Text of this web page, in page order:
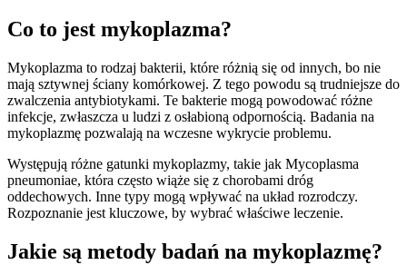
Co to jest mykoplazma?
Mykoplazma to rodzaj bakterii, które różnią się od innych, bo nie
mają sztywnej ściany komórkowej. Z tego powodu są trudniejsze do
zwalczenia antybiotykami. Te bakterie mogą powodować różne
infekcje, zwłaszcza u ludzi z osłabioną odpornością. Badania na
mykoplazmę pozwalają na wczesne wykrycie problemu.
Występują różne gatunki mykoplazmy, takie jak Mycoplasma
pneumoniae, która często wiąże się z chorobami dróg
oddechowych. Inne typy mogą wpływać na układ rozrodczy.
Rozpoznanie jest kluczowe, by wybrać właściwe leczenie.
Jakie są metody badań na mykoplazmę?